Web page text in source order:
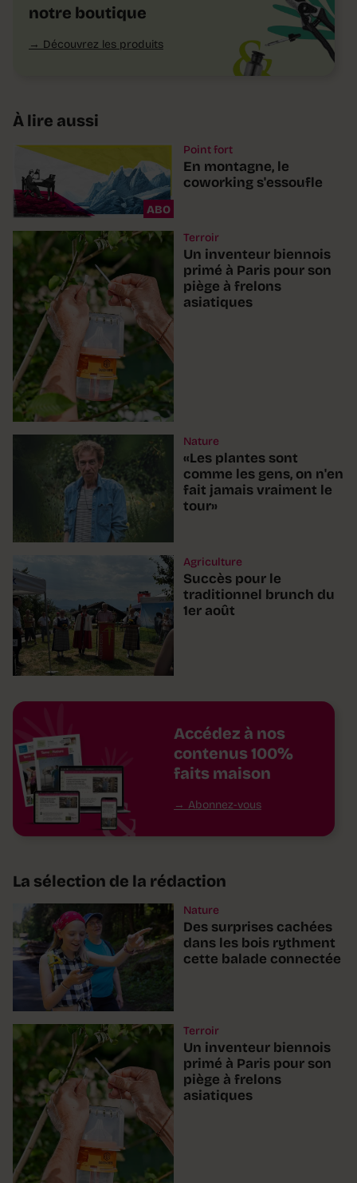
notre boutique
Découvrez les produits
À lire aussi
ABO
Point fort
En montagne, le
coworking s'essoufle
Terroir
Un inventeur biennois
primé à Paris pour son
piège à frelons
asiatiques
Nature
«Les plantes sont
comme les gens, on n'en
fait jamais vraiment le
tour»
Agriculture
Succès pour le
traditionnel brunch du
1er août
Accédez à nos
contenus 100%
faits maison
Abonnez-vous
La sélection de la rédaction
Nature
Des surprises cachées
dans les bois rythment
cette balade connectée
Terroir
Un inventeur biennois
primé à Paris pour son
piège à frelons
asiatiques